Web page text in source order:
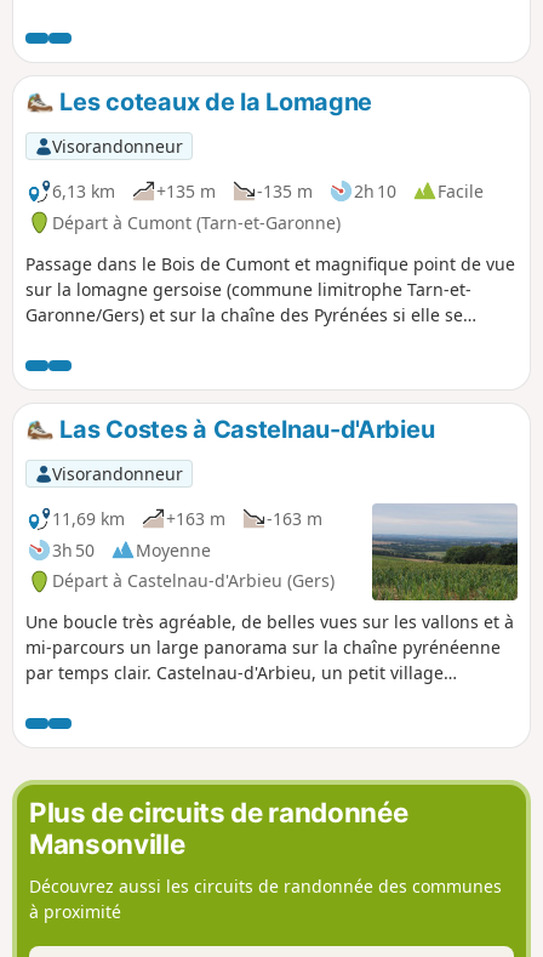
Les coteaux de la Lomagne
Visorandonneur
6,13 km
+135 m -135 m 2h 10
Facile
Départ à Cumont (Tarn-et-Garonne)
Passage dans le Bois de Cumont et magnifique point de vue
sur la lomagne gersoise (commune limitrophe Tarn-et-
Garonne/Gers) et sur la chaîne des Pyrénées si elle se
Avensac et même Labrihe.
Las Costes à Castelnau-d'Arbieu
Visorandonneur
11,69 km
+163 m
-163 m
3h 50
Moyenne
Départ à Castelnau-d'Arbieu (Gers)
Une boucle très agréable, de belles vues sur les vallons et à
mi-parcours un large panorama sur la chaîne pyrénéenne
par temps clair. Castelnau-d'Arbieu, un petit village
boulodrome est encore désert.
Plus de circuits de randonnée
Mansonville
Découvrez aussi les circuits de randonnée des communes
à proximité